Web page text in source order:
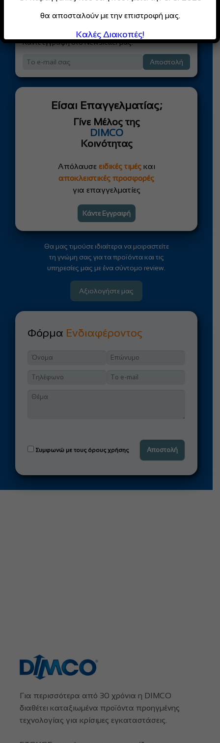
Κάντε εγγραφή στο Newsletter μας!
Αποστολή
Είσαι Επαγγελματίας;
Γίνε Μέλος της
DIMCO
Κοινότητας
Απόλαυσε ειδικές τιμέςκαι
αποκλειστικές προσφορές
για επαγγελματίες
Κάντε Εγγραφή
Θα μας τιμούσε ιδιαίτερα να μοιραστείτε
τη γνώμη σας για τα προϊόντα και τις
υπηρεσίες μας με ένα σύντομο review.
Αξιολογήστε μας
Φόρμα Ενδιαφέροντος
Συμφωνώ με τους όρους χρήσης
Για περισσότερα από 30 χρόνια η DIMCO
διαθέτει καταξιωμένα προϊόντα προηγμένης
τεχνολογίας για κρίσιμες εγκαταστάσεις.
θα αποσταλούν με την επιστροφή μας.
Καλές Διακοπές!